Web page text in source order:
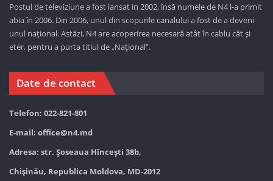
Postul de televiziune a fost lansat in 2002, însă numele de N4 l-a primit
abia în 2006. Din 2006, unul din scopurile canalului a fost de a deveni
unul național. Astăzi, N4 are acoperirea necesară atât în cablu cât și
eter, pentru a purta titlul de „Național”.
Date de contact
Telefon: 022-821-801
E-mail: office@n4.md
Adresa: str. Șoseaua Hînceşti 38b,
Chișinău, Republica Moldova, MD-2012